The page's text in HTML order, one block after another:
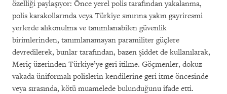
özelliği paylaşıyor: Önce yerel polis tarafından yakalanma,
polis karakollarında veya Türkiye sınırına yakın gayriresmi
yerlerde alıkonulma ve tanımlanabilen güvenlik
birimlerinden, tanımlanamayan paramiliter güçlere
devredilerek, bunlar tarafından, bazen şiddet de kullanılarak,
Meriç üzerinden Türkiye’ye geri itilme. Göçmenler, dokuz
vakada üniformalı polislerin kendilerine geri itme öncesinde
veya sırasında, kötü muamelede bulunduğunu ifade etti.